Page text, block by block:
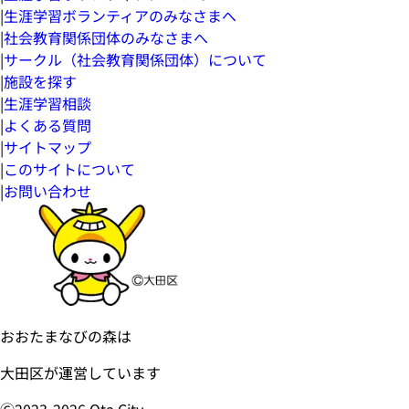
|生涯学習ボランティアのみなさまへ
|社会教育関係団体のみなさまへ
|サークル（社会教育関係団体）について
|施設を探す
|生涯学習相談
|よくある質問
|サイトマップ
|このサイトについて
|お問い合わせ
おおたまなびの森は
大田区が運営しています